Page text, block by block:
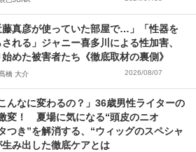
藤真彦が使っていた部屋で…」「性器を
れる」ジャニー喜多川による性加害、
めた被害者たち《徹底取材の裏側》
橋 大介 2026/08/07
んなに変わるの？」36歳男性ライターの
変！ 夏場に気になる“頭皮のニオ
つき”を解消する、“ウィッグのスペシャ
生み出した徹底ケアとは